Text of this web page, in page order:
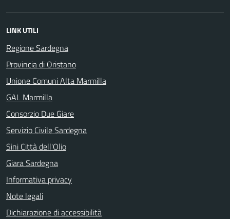
LINK UTILI
Regione Sardegna
Provincia di Oristano
Unione Comuni Alta Marmilla
GAL Marmilla
Consorzio Due Giare
Servizio Civile Sardegna
Sini Città dell'Olio
Giara Sardegna
Informativa privacy
Note legali
Dichiarazione di accessibilità